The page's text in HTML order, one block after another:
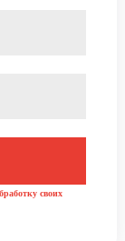
своих